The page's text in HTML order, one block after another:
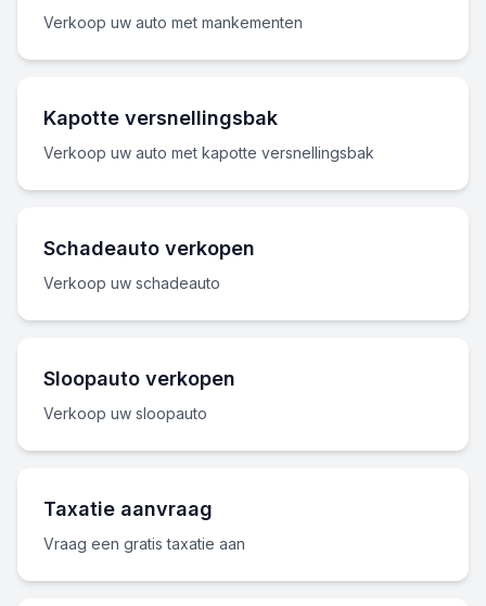
Verkoop uw auto met mankementen
Kapotte versnellingsbak
Verkoop uw auto met kapotte versnellingsbak
Schadeauto verkopen
Verkoop uw schadeauto
Sloopauto verkopen
Verkoop uw sloopauto
Taxatie aanvraag
Vraag een gratis taxatie aan